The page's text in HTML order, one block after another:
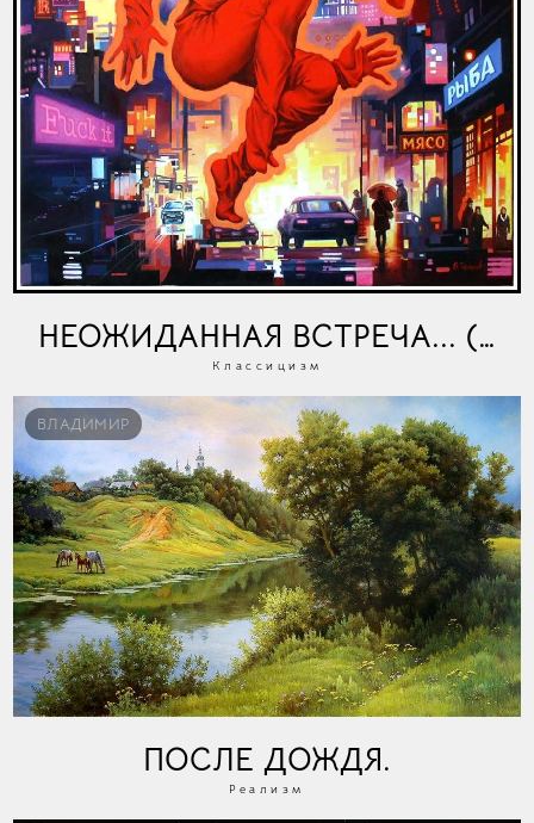
НЕОЖИДАННАЯ ВСТРЕЧА...
Классицизм
ВЛАДИМИР
ПОСЛЕ ДОЖДЯ.
Реализм